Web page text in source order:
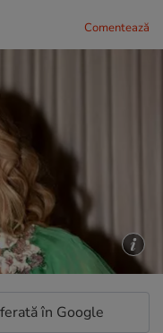
Comentează
în Google